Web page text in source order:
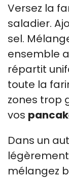
Versez la
saladier.
sel.
ensemble
répartit
toute la
zones trop
vos
Dans un
mélangez